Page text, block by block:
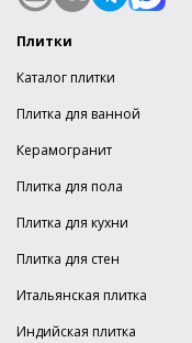
Плитки
Каталог плитки
Плитка для ванной
Керамогранит
Плитка для пола
Плитка для кухни
Плитка для стен
Итальянская плитка
Индийская плитка